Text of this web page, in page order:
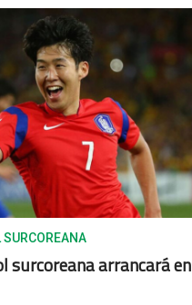
SURCOREANA
surcoreana arrancará en